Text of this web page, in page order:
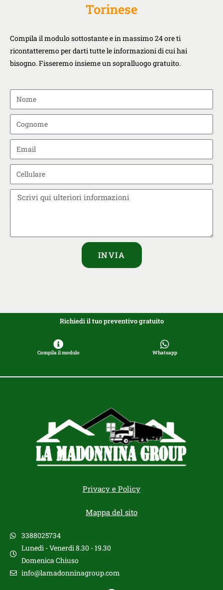
Torinese
Compila il modulo sottostante e in massimo 24 ore ti
ricontatteremo per darti tutte le informazioni di cui hai
bisogno. Fisseremo insieme un sopralluogo gratuito.
INVIA
Richiedi il tuo preventivo gratuito
Compila il modulo Whatsapp
Privacy e Policy
Mappa del sito
3388025734
Lunedì - Venerdì 8.30 - 19.30
Domenica Chiuso
info@lamadonninagroup.com